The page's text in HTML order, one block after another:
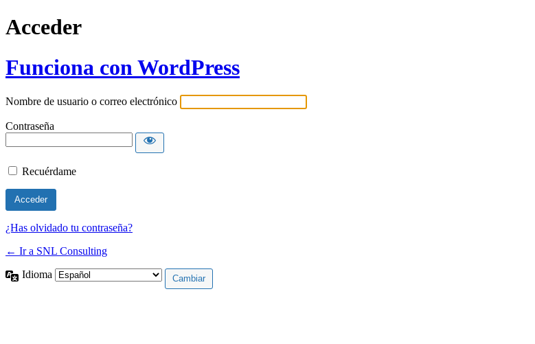
Acceder
Funciona con WordPress
Nombre de usuario o correo electrónico
Contraseña
Recuérdame
¿Has olvidado tu contraseña?
← Ir a SNL Consulting
Idioma